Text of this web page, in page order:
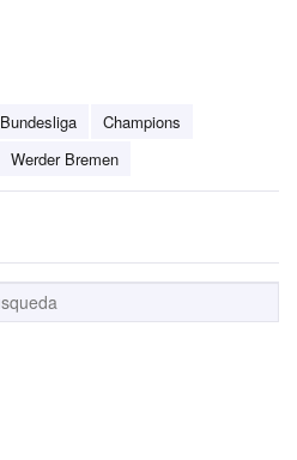
Bundesliga
Champions
Werder Bremen